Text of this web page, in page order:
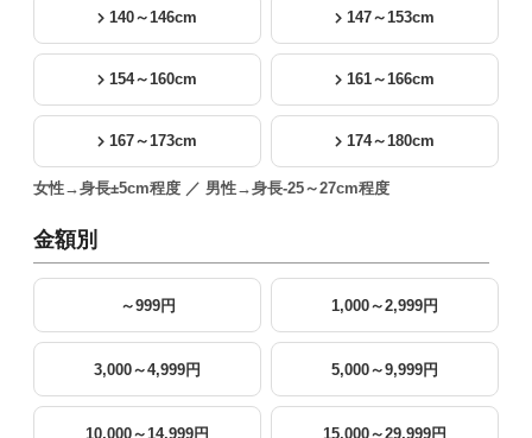
140～146cm 147～153cm
154～160cm 161～166cm
167～173cm 174～180cm
女性→身長±5cm程度 ／ 男性→身長-25～27cm程度
金額別
～999円 1,000～2,999円
3,000～4,999円 5,000～9,999円
10,000～14,999円 15,000～29,999円